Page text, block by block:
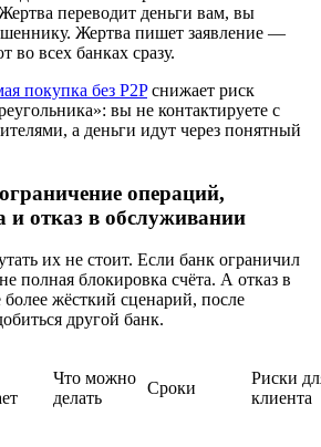
переводит деньги вам, вы
Жертва пишет заявление —
всех банках сразу.
покупка без P2Pснижает риск
вы не контактируете с
а деньги идут через понятный
операций,
и отказ в обслуживании
их не стоит. Если банк ограничил
полная блокировка счёта. А отказ в
жёсткий сценарий, после
другой банк.
Что можно
делать
Сроки
Риски
клиента